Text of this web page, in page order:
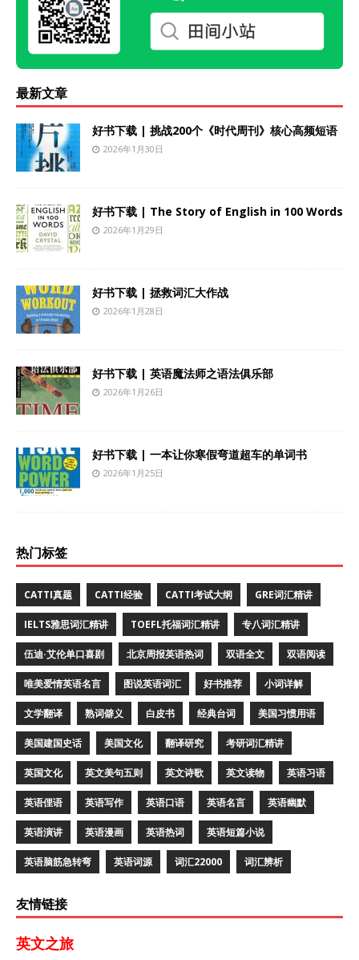
最新文章
好书下载 | 挑战200个《时代周刊》核心高频短语
2026年1月30日
好书下载 | The Story of English in 100 Words
2026年1月29日
好书下载 | 拯救词汇大作战
2026年1月28日
好书下载 | 英语魔法师之语法俱乐部
2026年1月26日
好书下载 | 一本让你寒假弯道超车的单词书
2026年1月25日
热门标签
CATTI真题 CATTI经验 CATTI考试大纲 GRE词汇精讲
IELTS雅思词汇精讲 TOEFL托福词汇精讲 专八词汇精讲
伍迪·艾伦单口喜剧 北京周报英语热词 双语全文 双语阅读
唯美爱情英语名言 图说英语词汇 好书推荐 小词详解
文学翻译 熟词僻义 白皮书 经典台词 美国习惯用语
美国建国史话 美国文化 翻译研究 考研词汇精讲
英国文化 英文美句五则 英文诗歌 英文读物 英语习语
英语俚语 英语写作 英语口语 英语名言 英语幽默
英语演讲 英语漫画 英语热词 英语短篇小说
英语脑筋急转弯 英语词源 词汇22000 词汇辨析
友情链接
英文之旅